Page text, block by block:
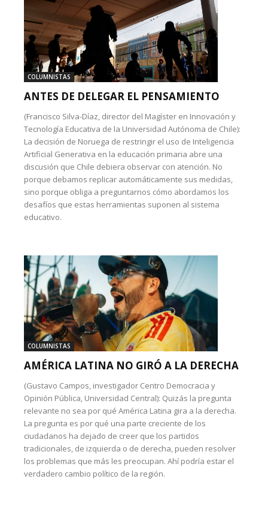
COLUMNISTAS
ANTES DE DELEGAR EL PENSAMIENTO
(Francisco Silva-Díaz, director del Magíster en Innovación y
Tecnología Educativa de la Universidad Autónoma de Chile):
La decisión de Noruega de restringir el uso de Inteligencia
Artificial Generativa en la educación primaria abre una
discusión que Chile debiera observar con atención. No
porque debamos replicar automáticamente sus medidas,
sino porque obliga a preguntarnos cómo abordamos los
desafíos que estas herramientas suponen al sistema
educativo.
COLUMNISTAS
AMÉRICA LATINA NO GIRÓ A LA DERECHA
(Gustavo Campos, investigador Centro Democracia y
Opinión Pública, Universidad Central): Quizás la pregunta
relevante no sea por qué América Latina gira a la derecha.
La pregunta es por qué una parte creciente de los
ciudadanos ha dejado de creer que los partidos
tradicionales, de izquierda o de derecha, pueden resolver
los problemas que más les preocupan. Ahí podría estar el
verdadero cambio político de la región.